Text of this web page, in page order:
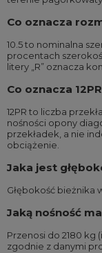
Co oznacza
10.5 to nominalna
procentach
litery „R” oznacza
Co oznacza
12PR to liczba
nośności opony
przekładek, a nie
obciążenie.
Jaka jest
Głębokość bieżnika
Jaką nośność
Przenosi do 2180 kg
zgodnie z danymi